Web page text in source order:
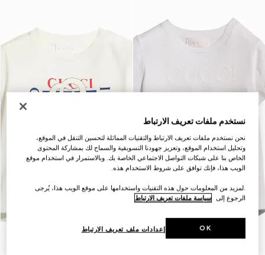
نستخدم ملفات تعريف الارتباط
نحن نستخدم ملفات تعريف الارتباط والتقنيات المماثلة لتحسين التنقل في الموقع،
وتحليل استخدام الموقع، وتعزيز جهودنا التسويقية والسماح لك بمشاركة المحتوى
الخاص بنا على شبكات التواصل الاجتماعي الخاصة بك. وبالاستمرار في استخدام موقع
الويب هذا، فإنك توافق على شروط الاستخدام هذه.
.لمزيد من المعلومات حول هذه التقنيات واستخدامها على موقع الويب هذا، يُرجى
الرجوع إلى سياسة ملفات تعريف الارتباط
إعدادات ملف تعريف الارتباط OK